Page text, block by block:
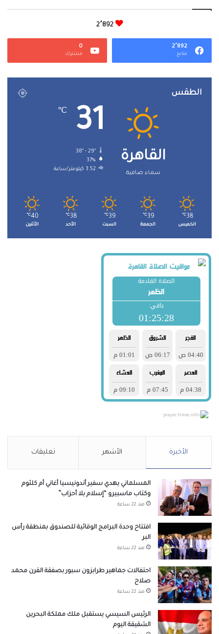
2٬892
2٬892
متابع
0
مشترك
الطقس
القاهرة
سماء صافية
31
℃
38º - 29º
37%
3.52 كيلومتر/ساعة
38
℃
الخميس
39
℃
الجمعة
39
℃
السبت
38
℃
الأحد
40
℃
الأثنين
prayer-times.info
الأخيرة الأشهر تعليقات
المسلماني يهدي سفير أندونيسيا أغاني أم كلثوم
وكتاب ماسبيرو “إسلام بلا أحزاب”
منذ 22 ساعة
افتتاح وحدة البرامج الوقائية للصندوق بمنطقة رأس
البر
منذ 22 ساعة
احتفالات جماهير طرابزون سبور بصفقة القرن محمد
صلاح
منذ 22 ساعة
الرئيس السيسي يستقبل ملك مملكة البحرين
الشقيقة اليوم